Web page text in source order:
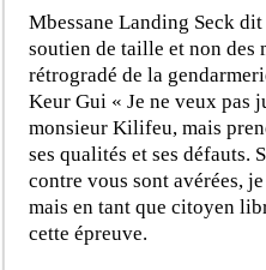
Mbessane Landing Seck
soutien de taille et non des
rétrogradé de la
Keur Gui « Je ne veux pas
monsieur Kilifeu, mais
ses qualités et ses défauts.
contre vous sont avérées,
mais en tant que citoyen
cette épreuve.